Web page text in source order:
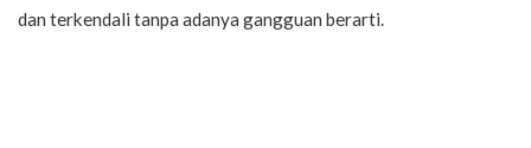
dan terkendali tanpa adanya gangguan berarti.